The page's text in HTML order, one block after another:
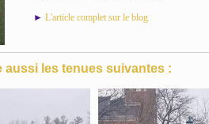
► L'article complet sur le blog
aussi les tenues suivantes :